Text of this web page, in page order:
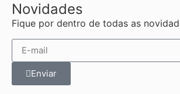
Novidades
Fique por dentro de todas as
Enviar